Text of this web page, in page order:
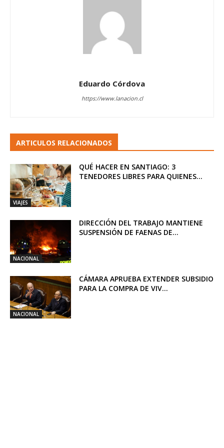
Eduardo Córdova
https://www.lanacion.cl
ARTICULOS RELACIONADOS
VIAJES
QUÉ HACER EN SANTIAGO: 3
TENEDORES LIBRES PARA QUIENES...
NACIONAL
DIRECCIÓN DEL TRABAJO MANTIENE
SUSPENSIÓN DE FAENAS DE...
NACIONAL
CÁMARA APRUEBA EXTENDER SUBSIDIO
PARA LA COMPRA DE VIV...